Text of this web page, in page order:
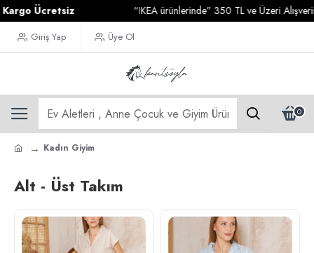
“IKEA ürünlerinde” 350 TL ve Üzeri
Giriş Yap Üye Ol
0
Kadın Giyim
Alt - Üst Takım